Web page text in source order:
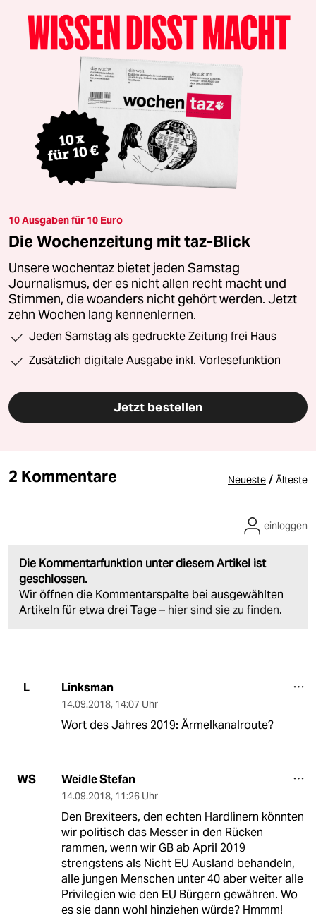
10 Ausgaben für 10 Euro
Die Wochenzeitung mit taz-Blick
Unsere wochentaz bietet jeden Samstag
Journalismus, der es nicht allen recht macht und
Stimmen, die woanders nicht gehört werden. Jetzt
zehn Wochen lang kennenlernen.
Jeden Samstag als gedruckte Zeitung frei Haus
Zusätzlich digitale Ausgabe inkl. Vorlesefunktion
Jetzt bestellen
2 Kommentare Neueste / Älteste
Die Kommentarfunktion unter diesem Artikel ist
geschlossen.
Wir öffnen die Kommentarspalte bei ausgewählten
Artikeln für etwa drei Tage – hier sind sie zu finden.
einloggen
L Linksman
14.09.2018, 14:07 Uhr
Wort des Jahres 2019: Ärmelkanalroute?
WS Weidle Stefan
14.09.2018, 11:26 Uhr
Den Brexiteers, den echten Hardlinern könnten
wir politisch das Messer in den Rücken
rammen, wenn wir GB ab April 2019
strengstens als Nicht EU Ausland behandeln,
alle jungen Menschen unter 40 aber weiter alle
Privilegien wie den EU Bürgern gewähren. Wo
es sie dann wohl hinziehen würde? Hmmm!